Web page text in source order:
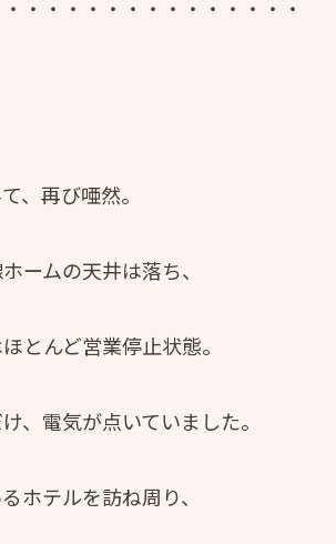
・・・・・・・・・・・・・・
、再び唖然。
ームの天井は落ち、
とんど営業停止状態。
、電気が点いていました。
ホテルを訪ね周り、